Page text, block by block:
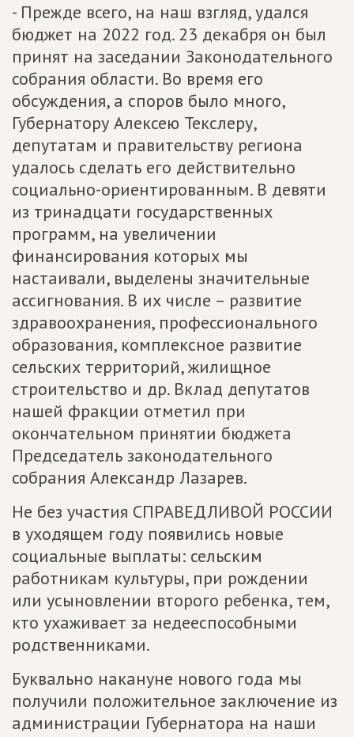
- Прежде всего, на наш взгляд, удался
бюджет на 2022 год. 23 декабря он был
принят на заседании Законодательного
собрания области. Во время его
обсуждения, а споров было много,
Губернатору Алексею Текслеру,
депутатам и правительству региона
удалось сделать его действительно
социально-ориентированным. В девяти
из тринадцати государственных
программ, на увеличении
финансирования которых мы
настаивали, выделены значительные
ассигнования. В их числе – развитие
здравоохранения, профессионального
образования, комплексное развитие
сельских территорий, жилищное
строительство и др. Вклад депутатов
нашей фракции отметил при
окончательном принятии бюджета
Председатель законодательного
собрания Александр Лазарев.
Не без участия СПРАВЕДЛИВОЙ РОССИИ
в уходящем году появились новые
социальные выплаты: сельским
работникам культуры, при рождении
или усыновлении второго ребенка, тем,
кто ухаживает за недееспособными
родственниками.
Буквально накануне нового года мы
получили положительное заключение из
администрации Губернатора на наши